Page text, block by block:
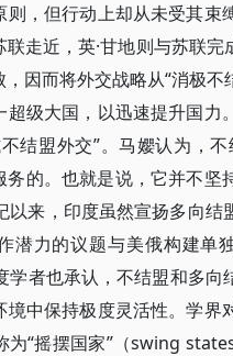
则，但行动上却从未受其
走近，英·甘地则与苏联
因而将外交战略从“消极
超级大国，以迅速提升国
结盟外交”。马孆认为，
的。也就是说，它并不坚
以来，印度虽然宣扬多向
潜力的议题与美俄构建单
学者也承认，不结盟和多
境中保持极度灵活性。学
为“摇摆国家”（swing